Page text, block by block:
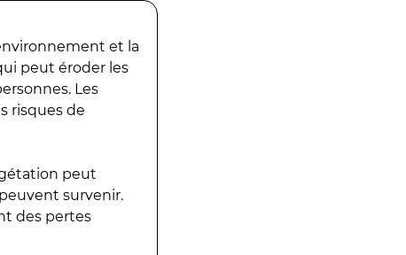
et la
peut éroder les
Les
risques de
peut
survenir.
des pertes